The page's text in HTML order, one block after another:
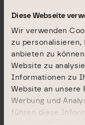
Diese Webseite
Wir verwenden
zu personalisieren,
anbieten zu
Website zu
Informationen zu
Website an unsere
Werbung und
führen diese
Weitere Objekte
LOOK